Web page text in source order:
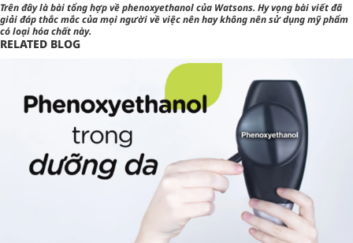
Trên đây là bài tổng hợp về phenoxyethanol của Watsons. Hy vọng bài viết đã
giải đáp thắc mắc của mọi người về việc nên hay không nên sử dụng mỹ phẩm
có loại hóa chất này.
RELATED BLOG